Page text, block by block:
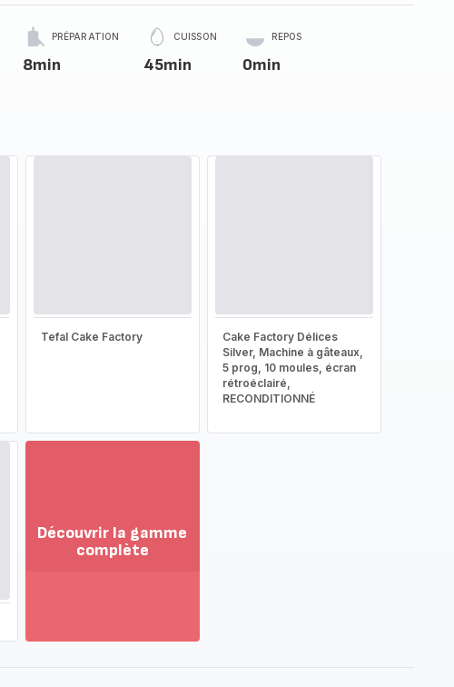
PRÉPARATION
8min
CUISSON
45min
REPOS
0min
Tefal Cake Factory
Cake Factory Délices
Silver, Machine à gâteaux,
5 prog, 10 moules, écran
rétroéclairé,
RECONDITIONNÉ
Découvrir la gamme
complète
la